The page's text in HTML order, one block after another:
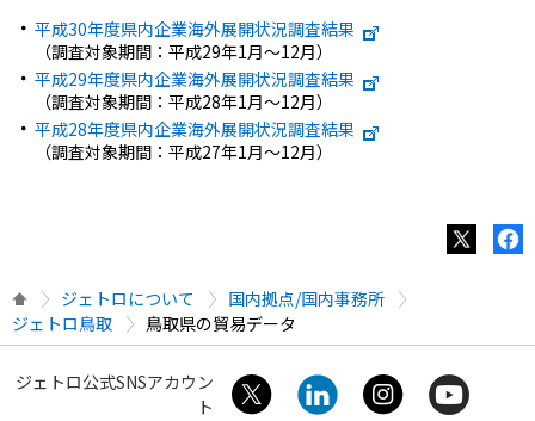
平成30年度県内企業海外展開状況調査結果
（調査対象期間：平成29年1月～12月）
平成29年度県内企業海外展開状況調査結果
（調査対象期間：平成28年1月～12月）
平成28年度県内企業海外展開状況調査結果
（調査対象期間：平成27年1月～12月）
ジェトロについて
国内拠点/国内事務所
ジェトロ鳥取
鳥取県の貿易データ
ジェトロ公式SNSアカウン
ト